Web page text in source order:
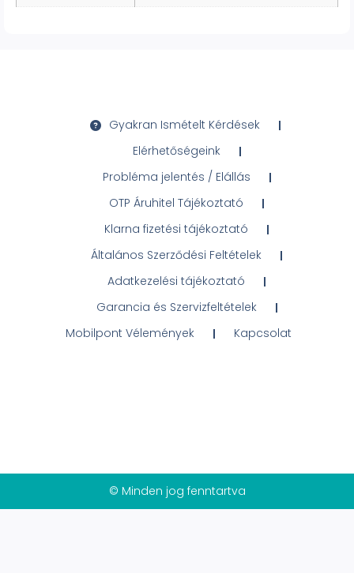
Gyakran Ismételt Kérdések
Elérhetőségeink
Probléma jelentés / Elállás
OTP Áruhitel Tájékoztató
Klarna fizetési tájékoztató
Általános Szerződési Feltételek
Adatkezelési tájékoztató
Garancia és Szervizfeltételek
Mobilpont Vélemények
Kapcsolat
© Minden jog fenntartva